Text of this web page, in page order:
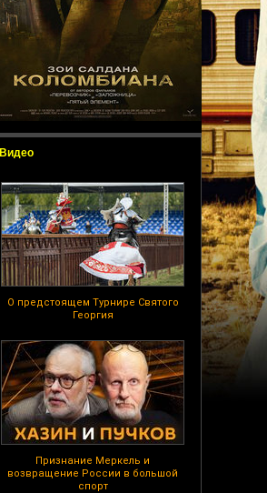
Видео
О предстоящем Турнире Святого
Георгия
Признание Меркель и
возвращение России в большой
спорт